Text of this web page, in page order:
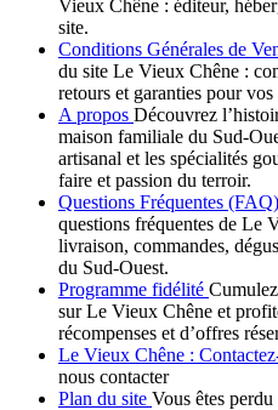
Vieux Chêne : éditeur,
site.
Conditions Générales de
du site Le Vieux Chêne :
retours et garanties pour
A propos Découvrez
maison familiale du Sud-
artisanal et les spécialités
faire et passion du terroir.
Questions Fréquentes (FAQ)
questions fréquentes de Le
livraison, commandes,
du Sud-Ouest.
Programme fidélité
sur Le Vieux Chêne et
récompenses et d’offres
Le Vieux Chêne :
nous contacter
Plan du site Vous êtes